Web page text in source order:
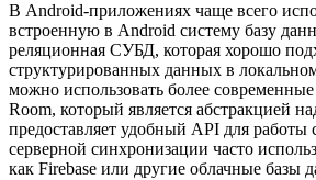
В Android-приложениях чаще всего
встроенную в Android систему базу
реляционная СУБД, которая хорошо
структурированных данных в
можно использовать более
Room, который является абстракцией
предоставляет удобный API для
серверной синхронизации часто
как Firebase или другие облачные базы